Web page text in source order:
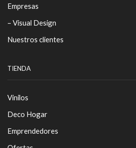
Empresas
– Visual Design
Nuestros clientes
TIENDA
Vinilos
Deco Hogar
Emprendedores